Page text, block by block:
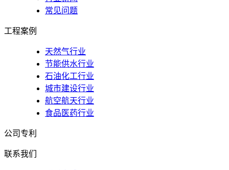
常见问题
工程案例
天然气行业
节能供水行业
石油化工行业
城市建设行业
航空航天行业
食品医药行业
公司专利
联系我们